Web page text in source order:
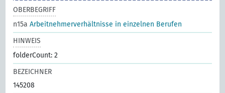
OBERBEGRIFF
n15aArbeitnehmerverhältnisse in einzelnen Berufen
HINWEIS
folderCount: 2
BEZEICHNER
145208